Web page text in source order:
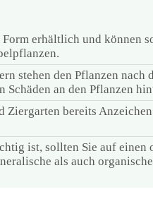
erhältlich und können
stehen den Pflanzen
an den Pflanzen
bereits
ist, sollten Sie auf einen
als auch